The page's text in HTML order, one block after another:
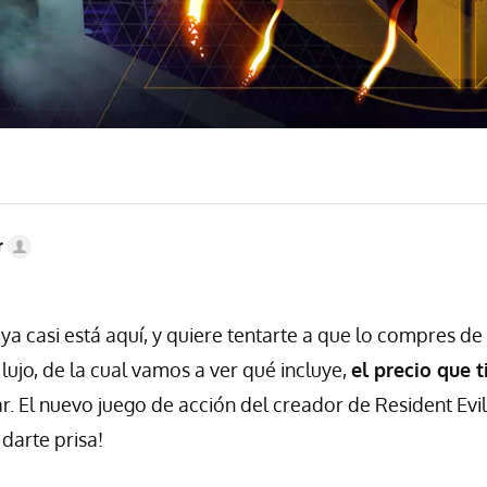
casi está aquí, y quiere tentarte a que lo compres
de la cual vamos a ver qué incluye,el precio que
El nuevo juego de acción del creador de Resident
prisa!